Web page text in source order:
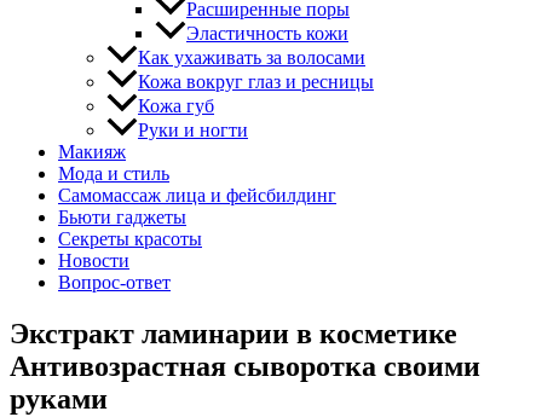
Расширенные поры
Эластичность кожи
Как ухаживать за волосами
Кожа вокруг глаз и ресницы
Кожа губ
Руки и ногти
Макияж
Мода и стиль
Самомассаж лица и фейсбилдинг
Бьюти гаджеты
Секреты красоты
Новости
Вопрос-ответ
Экстракт ламинарии в косметике
Антивозрастная сыворотка своими
руками